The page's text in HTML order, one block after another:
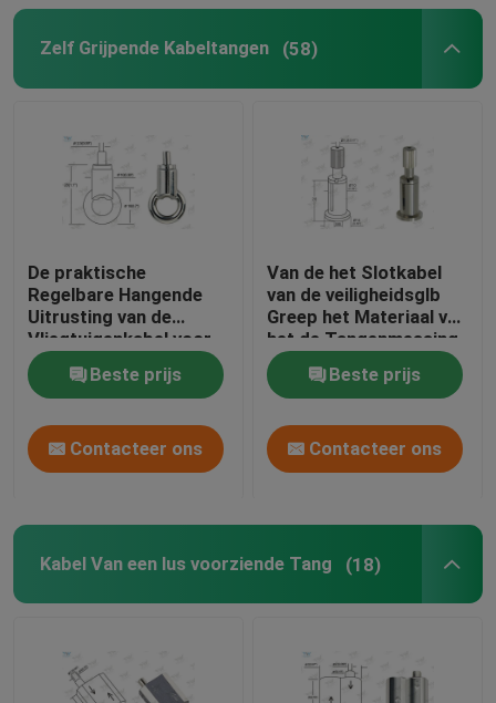
Zelf Grijpende Kabeltangen (58)
De praktische
Regelbare Hangende
Uitrusting van de
Vliegtuigenkabel voor
Architecturale
VerlichtingBeste prijs
Contacteer ons
Van de het Slotkabel
van de veiligheidsglb
Greep het Materiaal van
het de Tangenmessing
Regelbaar voor
OpschortingBeste prijs
Contacteer ons
Kabel Van een lus voorziende Tang (18)